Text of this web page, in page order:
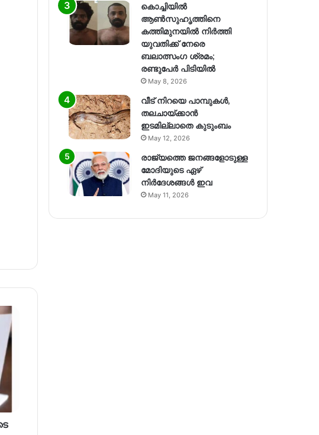
കൊച്ചിയിൽ
ആൺസുഹൃത്തിനെ
കത്തിമുനയിൽ നിർത്തി
യുവതിക്ക് നേരെ
ബലാത്സംഗ​ ശ്രമം;
രണ്ടുപേർ പിടിയിൽ
May 8, 2026
വീട് നിറയെ പാമ്പുകൾ,
തലചായ്ക്കാൻ
ഇടമില്ലാതെ കുടുംബം
May 12, 2026
രാജ്യത്തെ ജനങ്ങളോടുള്ള
മോദിയുടെ ഏഴ്
നിര്‍ദേശങ്ങള്‍ ഇവ
May 11, 2026